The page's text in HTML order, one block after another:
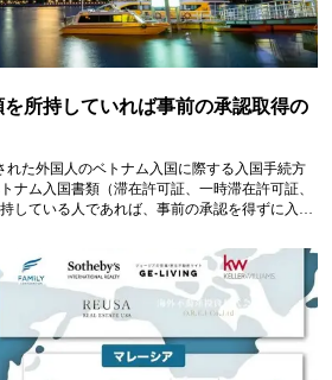
を所持していれば事前の承認取得の
れた外国人のベトナム入国に際する入国手続方
ナム入国書類（滞在許可証、一時滞在許可証、
している人であれば、事前の承認を得ずに入国